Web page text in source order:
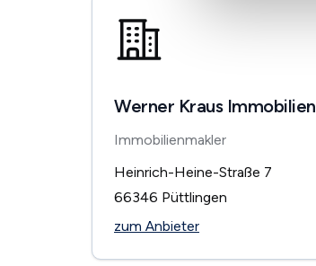
Werner Kraus Immobilien
Immobilienmakler
Heinrich-Heine-Straße 7
66346 Püttlingen
zum Anbieter